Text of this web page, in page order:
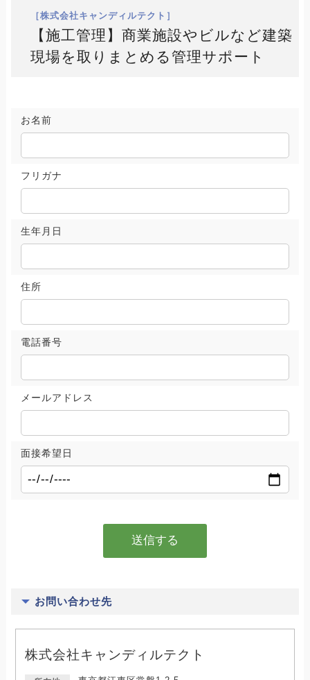
［株式会社キャンディルテクト］
【施工管理】商業施設やビルなど建築
現場を取りまとめる管理サポート
お名前
フリガナ
生年月日
住所
電話番号
メールアドレス
面接希望日
お問い合わせ先
株式会社キャンディルテクト